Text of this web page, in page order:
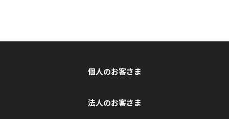
個人のお客さま
法人のお客さま